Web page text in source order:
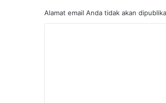
Alamat email Anda tidak akan